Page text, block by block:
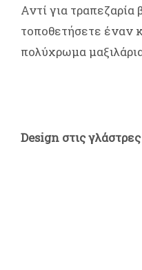
Αντί για τραπεζαρία
τοποθετήσετε έναν
πολύχρωμα
Design στις γλάστρες